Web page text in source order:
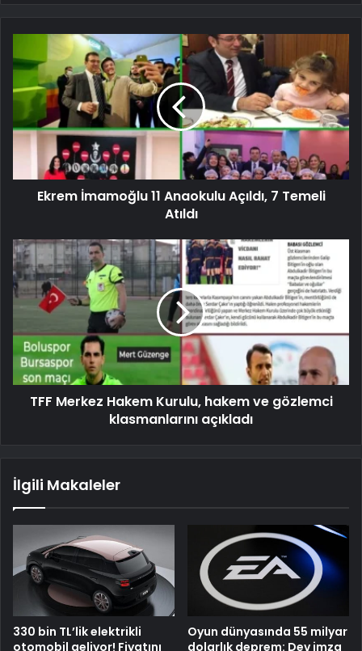
Ekrem İmamoğlu 11 Anaokulu Açıldı, 7 Temeli
Atıldı
TFF Merkez Hakem Kurulu, hakem ve gözlemci
klasmanlarını açıkladı
İlgili Makaleler
330 bin TL’lik elektrikli
otomobil geliyor! Fiyatını
Oyun dünyasında 55 milyar
dolarlık deprem: Dev imza